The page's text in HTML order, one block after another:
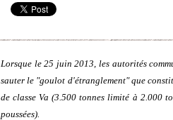
Lorsque le 25 juin 2013, les autorités
sauter le "goulot d'étranglement" que
de classe Va (3.500 tonnes limité à 2.000
poussées).